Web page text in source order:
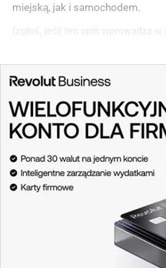
miejską, jak i samochodem.
Bank Spółdzielczy w
Bank Spółdzielczy w Szczytnie
przy Placu Juranda, w pobliżu
Dawców Krwi PCK oraz ulicy
jest dogodnie zlokalizowana w
sąsiedztwie popularnej
Gabi, co ułatwia odnalezienie
Oddział jest czynny od
godzinach 8:00-16:00, oferując
bankowych. Do banku można